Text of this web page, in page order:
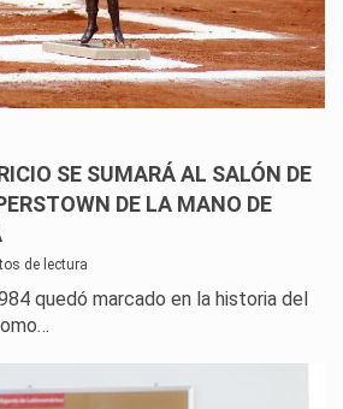
SE SUMARÁ AL SALÓN DE
DE LA MANO DE
de lectura
quedó marcado en la historia del